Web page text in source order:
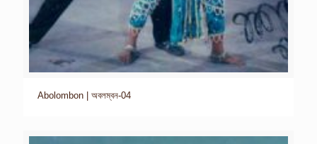
Abolombon | অবলম্বন-04